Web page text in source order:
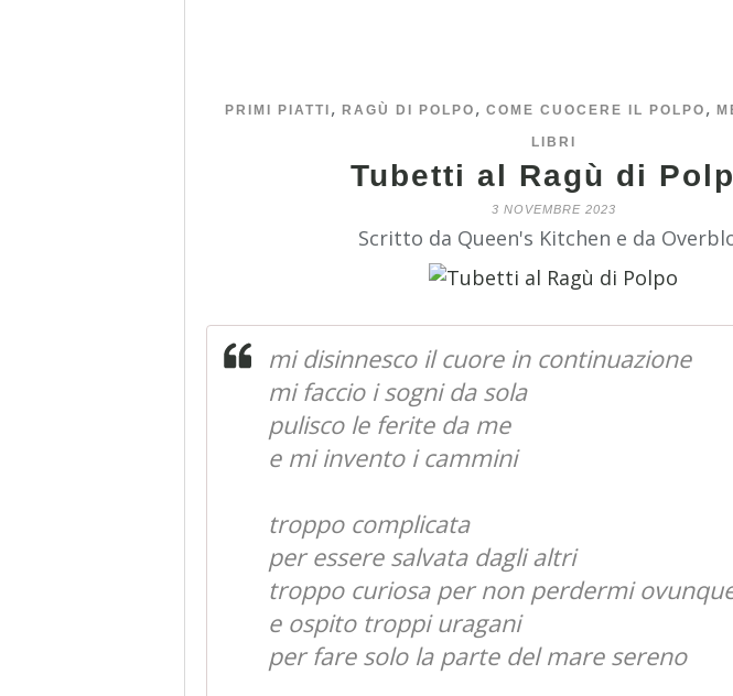
PRIMI PIATTI , RAGÙ DI POLPO , COME CUOCERE IL POLPO ,
LIBRI
Tubetti al Ragù di
3 NOVEMBRE 2023
Scritto da Queen's Kitchen e da
mi disinnesco il cuore in continuazione
mi faccio i sogni da sola
pulisco le ferite da me
e mi invento i cammini
troppo complicata
per essere salvata dagli altri
troppo curiosa per non perdermi
e ospito troppi uragani
per fare solo la parte del mare sereno